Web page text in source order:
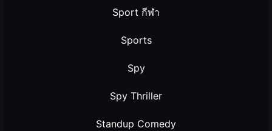
Sport กีฬา
Sports
Spy
Spy Thriller
Standup Comedy